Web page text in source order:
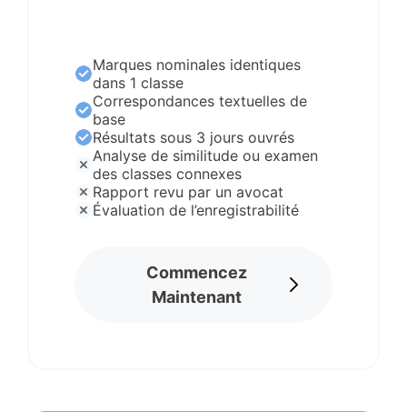
Commencez
Maintenant
Marques nominales identiques
dans 1 classe
Correspondances textuelles de
base
Résultats sous 3 jours ouvrés
Analyse de similitude ou examen
des classes connexes
Rapport revu par un avocat
Évaluation de l’enregistrabilité